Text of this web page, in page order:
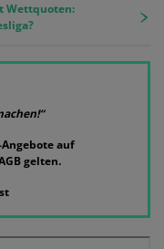
Wettquoten:
auf
gelten.